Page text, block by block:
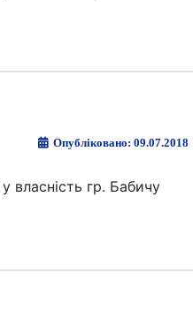
Опубліковано: 09.07.2018
власність гр. Бабичу